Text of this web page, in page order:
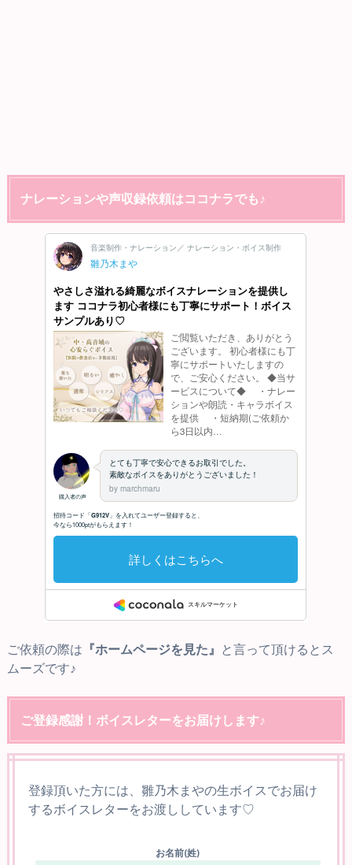
ナレーションや声収録依頼はココナラでも♪
ご依頼の際は 『ホームページを見た』
と言って頂けるとス
ムーズです♪
ご登録感謝！ボイスレターをお届けします♪
登録頂いた方には、雛乃木まやの生ボイスでお届け
するボイスレターをお渡ししています♡
お名前(姓)